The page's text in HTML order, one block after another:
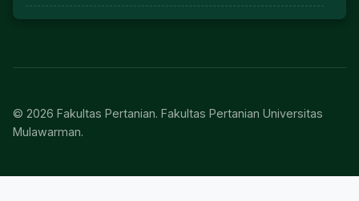
© 2026 Fakultas Pertanian. Fakultas Pertanian Universitas
Mulawarman.